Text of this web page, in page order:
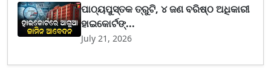
ପାଠ୍ୟପୁସ୍ତକ ତ୍ରୁଟି, ୪ ଜଣ ବରିଷ୍ଠ ଅଧିକାରୀ
ହାଇକୋର୍ଟଙ୍...
July 21, 2026